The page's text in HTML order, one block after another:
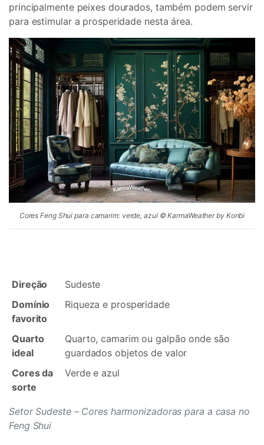
principalmente peixes dourados, também podem servir
para estimular a prosperidade nesta área.
Cores Feng Shui para camarim: verde, azul © KarmaWeather by Konbi
Setor Sudeste – Cores harmonizadoras para a casa no
Feng Shui
Direção
Sudeste
Domínio
favorito
Riqueza e prosperidade
Quarto
ideal
Quarto, camarim ou galpão onde são
guardados objetos de valor
Cores da
sorte
Verde e azul